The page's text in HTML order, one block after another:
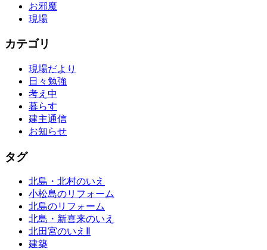
お邪魔
現場
カテゴリ
現場だより
日々勉強
考え中
暮らす
建主通信
お知らせ
タグ
北島・北村のいえ
小松島のリフォーム
北島のリフォーム
北島・新喜来のいえ
北田宮のいえⅡ
建築